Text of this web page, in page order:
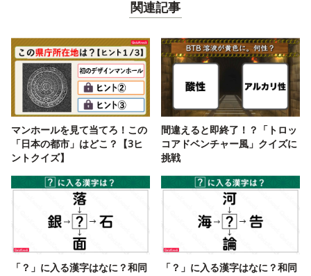
関連記事
マンホールを見て当てろ！この
「日本の都市」はどこ？【3ヒ
ントクイズ】
間違えると即終了！？「トロッ
コアドベンチャー風」クイズに
挑戦
「？」に入る漢字はなに？和同
「？」に入る漢字はなに？和同